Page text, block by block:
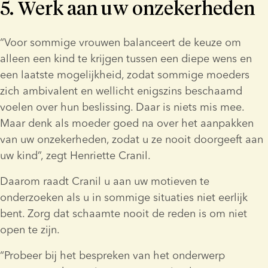
5. Werk aan uw onzekerheden
“Voor sommige vrouwen balanceert de keuze om
alleen een kind te krijgen tussen een diepe wens en
een laatste mogelijkheid, zodat sommige moeders
zich ambivalent en wellicht enigszins beschaamd
voelen over hun beslissing. Daar is niets mis mee.
Maar denk als moeder goed na over het aanpakken
van uw onzekerheden, zodat u ze nooit doorgeeft aan
uw kind”, zegt Henriette Cranil.
Daarom raadt Cranil u aan uw motieven te
onderzoeken als u in sommige situaties niet eerlijk
bent. Zorg dat schaamte nooit de reden is om niet
open te zijn.
“Probeer bij het bespreken van het onderwerp